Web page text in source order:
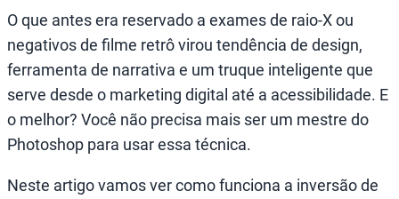
O que antes era reservado a exames de raio-X ou
negativos de filme retrô virou tendência de design,
ferramenta de narrativa e um truque inteligente que
serve desde o marketing digital até a acessibilidade. E
o melhor? Você não precisa mais ser um mestre do
Photoshop para usar essa técnica.
Neste artigo vamos ver como funciona a inversão de